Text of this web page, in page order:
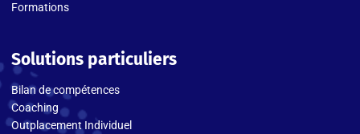
Formations
Solutions particuliers
Bilan de compétences
Coaching
Outplacement Individuel